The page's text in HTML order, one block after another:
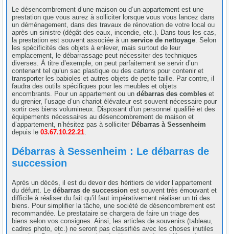
Le désencombrement d’une maison ou d’un appartement est une
prestation que vous aurez à solliciter lorsque vous vous lancez dans
un déménagement, dans des travaux de rénovation de votre local ou
après un sinistre (dégât des eaux, incendie, etc.). Dans tous les cas,
la prestation est souvent associée à unservice de nettoyage . Selon
les spécificités des objets à enlever, mais surtout de leur
emplacement, le débarrassage peut nécessiter des techniques
diverses. À titre d’exemple, on peut parfaitement se servir d’un
contenant tel qu’un sac plastique ou des cartons pour contenir et
transporter les babioles et autres objets de petite taille. Par contre, il
faudra des outils spécifiques pour les meubles et objets
encombrants. Pour un appartement ou undébarras des combles et
du grenier, l’usage d’un chariot élévateur est souvent nécessaire pour
sortir ces biens volumineux. Disposant d’un personnel qualifié et des
équipements nécessaires au désencombrement de maison et
d’appartement, n’hésitez pas à solliciter Débarras à Sessenheim
depuis le03.67.10.22.21
Débarras à Sessenheim : Le débarras de
succession
Après un décès, il est du devoir des héritiers de vider l’appartement
du défunt. Ledébarras de succession est souvent très émouvant et
difficile à réaliser du fait qu’il faut impérativement réaliser un tri des
biens. Pour simplifier la tâche, une société de désencombrement est
recommandée. Le prestataire se chargera de faire un triage des
biens selon vos consignes. Ainsi, les articles de souvenirs (tableau,
cadres photo, etc.) ne seront pas classifiés avec les choses inutiles